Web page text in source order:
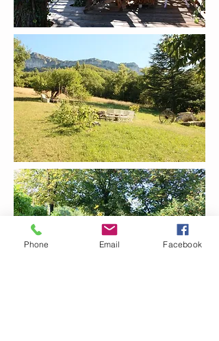
Phone Email Facebook